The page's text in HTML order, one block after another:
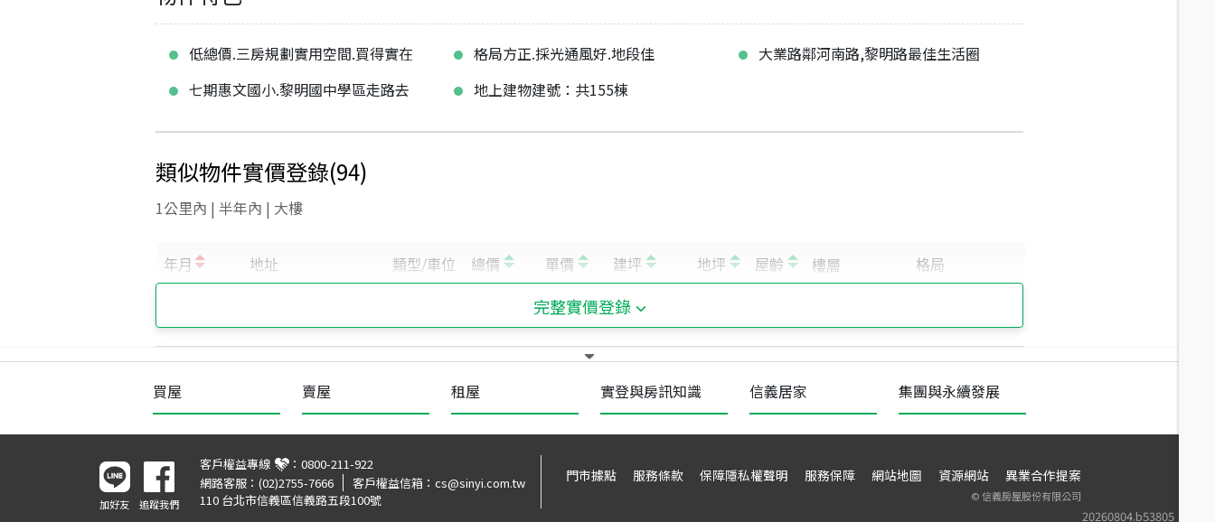
低總價.三房規劃實用空間.買得實在 格局方正.採光通風好.地段佳
大業路鄰河南路,黎明路最佳生活圈
七期惠文國小.黎明國中學區走路去
地上建物建號：共155棟
類似物件實價登錄(94)
1公里內 | 半年內 | 大樓
完整實價登錄
買屋 賣屋 租屋 實登與房訊知識 信義居家 集團與永續發展
20260804.b53805
加好友 追蹤我們
客戶權益專線 ： 0800-211-922
網路客服： (02)2755-7666 客戶權益信箱： cs@sinyi.com.tw
110 台北市信義區信義路五段100號
門市據點 服務條款 保障隱私權聲明 服務保障 網站地圖 資源網站 異業合作提案
©信義房屋股份有限公司